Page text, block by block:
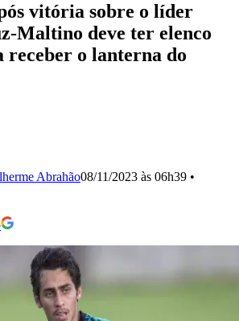
vitória sobre o líder
Maltino deve ter elenco
receber o lanterna do
Abrahão08/11/2023 às 06h39 •